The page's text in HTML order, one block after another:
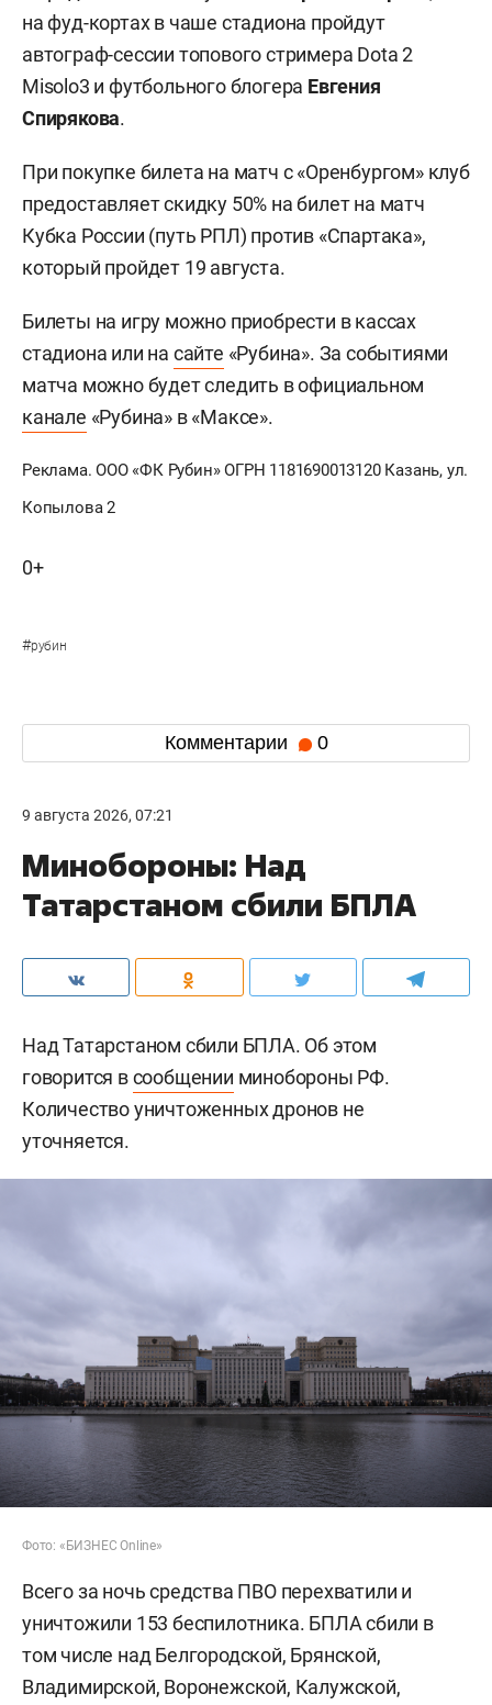
на фуд-кортах в чаше стадиона пройдут
автограф-сессии топового стримера Dota 2
Misolo3 и футбольного блогера Евгения
Спирякова.
При покупке билета на матч с «Оренбургом» клуб
предоставляет скидку 50% на билет на матч
Кубка России (путь РПЛ) против «Спартака»,
который пройдет 19 августа.
Билеты на игру можно приобрести в кассах
стадиона или на сайте «Рубина». За событиями
матча можно будет следить в официальном
канале «Рубина» в «Максе».
Реклама. ООО «ФК Рубин» ОГРН 1181690013120 Казань, ул.
Копылова 2
0+
#рубин
Комментарии 0
9 августа 2026, 07:21
Минобороны: Над
Татарстаном сбили БПЛА
Над Татарстаном сбили БПЛА. Об этом
говорится всообщении минобороны РФ.
Количество уничтоженных дронов не
уточняется.
Фото: «БИЗНЕС Online»
Всего за ночь средства ПВО перехватили и
уничтожили 153 беспилотника. БПЛА сбили в
том числе над Белгородской, Брянской,
Владимирской, Воронежской, Калужской,